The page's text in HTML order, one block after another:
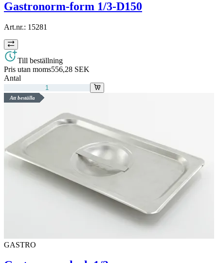
Gastronorm-form 1/3-D150
Art.nr.: 15281
Till beställning
Pris utan moms556,28 SEK
Antal
Att beställa
GASTRO